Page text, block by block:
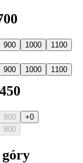
900 1000
1100
900 1000
1100
450
800
+0
800
góry